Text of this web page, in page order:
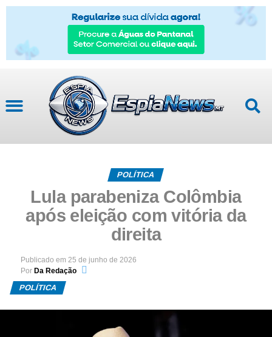
POLÍTICA
Lula parabeniza Colômbia
após eleição com vitória da
direita
Publicado em 25 de junho de 2026
Por Da Redação
POLÍTICA